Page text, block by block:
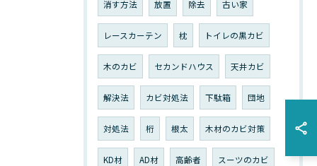
消す方法 放置 除去 古い家
レースカーテン 枕 トイレの黒カビ
木のカビ セカンドハウス 天井カビ
解決法 カビ対処法 下駄箱 団地
対処法 桁 根太 木材のカビ対策
KD材 AD材 高齢者 スーツのカビ